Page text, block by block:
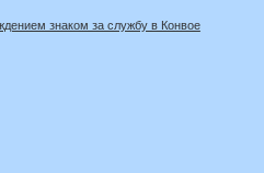
знаком за службу в Конвое